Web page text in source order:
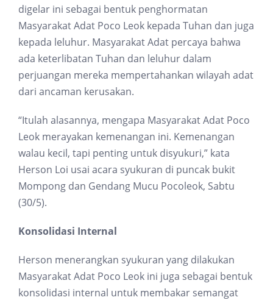
digelar ini sebagai bentuk penghormatan
Masyarakat Adat Poco Leok kepada Tuhan dan juga
kepada leluhur. Masyarakat Adat percaya bahwa
ada keterlibatan Tuhan dan leluhur dalam
perjuangan mereka mempertahankan wilayah adat
dari ancaman kerusakan.
“Itulah alasannya, mengapa Masyarakat Adat Poco
Leok merayakan kemenangan ini. Kemenangan
walau kecil, tapi penting untuk disyukuri,” kata
Herson Loi usai acara syukuran di puncak bukit
Mompong dan Gendang Mucu Pocoleok, Sabtu
(30/5).
Konsolidasi Internal
Herson menerangkan syukuran yang dilakukan
Masyarakat Adat Poco Leok ini juga sebagai bentuk
konsolidasi internal untuk membakar semangat